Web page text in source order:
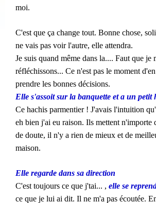
moi.
C'est que ça change tout. Bonne chose,
ne vais pas voir l'autre, elle attendra.
Je suis quand même dans la.... Faut que je
réfléchissons... Ce n'est pas le moment
prendre les bonnes décisions.
Elle s'assoit sur la banquette et a un petit
Ce hachis parmentier ! J'avais l'intuition
eh bien j'ai eu raison. Ils mettent n'importe
de doute, il n'y a rien de mieux et de
maison.
Elle regarde dans sa direction
C'est toujours ce que j'tai... , elle se
ce que je lui ai dit. Il ne m'a pas écoutée.